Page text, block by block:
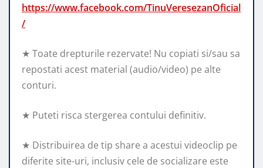
https://www.facebook.com/TinuVeresezanOficial
/
★ Toate drepturile rezervate! Nu copiati si/sau sa
repostati acest material (audio/video) pe alte
conturi.
★ Puteti risca stergerea contului definitiv.
★ Distribuirea de tip share a acestui videoclip pe
diferite site-uri, inclusiv cele de socializare este